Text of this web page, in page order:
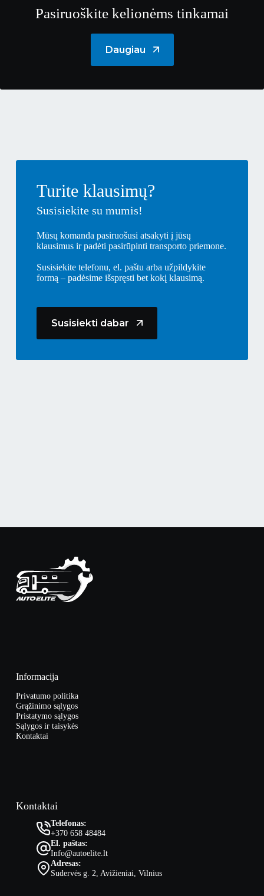
Pasiruoškite kelionėms tinkamai
Daugiau
Turite klausimų?
Susisiekite su mumis!
Mūsų komanda pasiruošusi atsakyti į jūsų
klausimus ir padėti pasirūpinti transporto priemone.
Susisiekite telefonu, el. paštu arba užpildykite
formą – padėsime išspręsti bet kokį klausimą.
Susisiekti dabar
Informacija
Privatumo politika
Grąžinimo sąlygos
Pristatymo sąlygos
Sąlygos ir taisykės
Kontaktai
Kontaktai
Telefonas:
+370 658 48484
El. paštas:
Info@autoelite.lt
Adresas:
Sudervės g. 2, Avižieniai, Vilnius